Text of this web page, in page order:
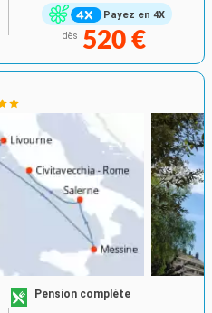
Payez en 4X
dès 520 €
Pension complète